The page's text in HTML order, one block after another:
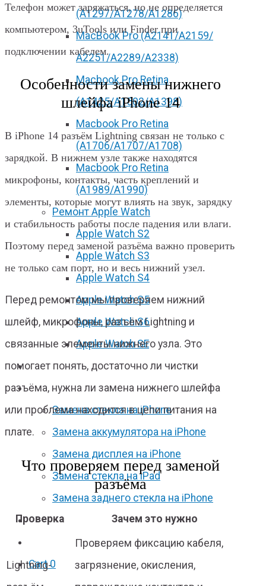
(A1297/A1278/A1286)
MacBook Pro (А2141/А2159/
А2251/A2289/A2338)
Macbook Pro Retina
(А1425/A1502/A1398)
Macbook Pro Retina
(А1706/A1707/A1708)
Macbook Pro Retina
(А1989/A1990)
Ремонт Apple Watch
Apple Watch S2
Apple Watch S3
Apple Watch S4
Apple Watch S5
Apple Watch S6
Apple Watch SE
Отзывы
Акции
Замена стекла на iPhone
Замена аккумулятора на iPhone
Замена дисплея на iPhone
Замена стекла на iPad
Замена заднего стекла на iPhone
Вакансии
Cart 0
Телефон может заряжаться, но не определяется
компьютером, 3uTools или Finder при
подключении кабелем.
Особенности замены нижнего
шлейфа iPhone 14
В iPhone 14 разъём Lightning связан не только с
зарядкой. В нижнем узле также находятся
микрофоны, контакты, часть креплений и
элементы, которые могут влиять на звук, зарядку
и стабильность работы после падения или влаги.
Поэтому перед заменой разъёма важно проверить
не только сам порт, но и весь нижний узел.
Перед ремонтом мы проверяем нижний
шлейф, микрофоны, разъём Lightning и
связанные элементы нижнего узла. Это
помогает понять, достаточно ли чистки
разъёма, нужна ли замена нижнего шлейфа
или проблема находится в цепи питания на
плате.
Что проверяем перед заменой
разъёма
Проверка Зачем это нужно
Lightning-
Проверяем фиксацию кабеля,
загрязнение, окисления,